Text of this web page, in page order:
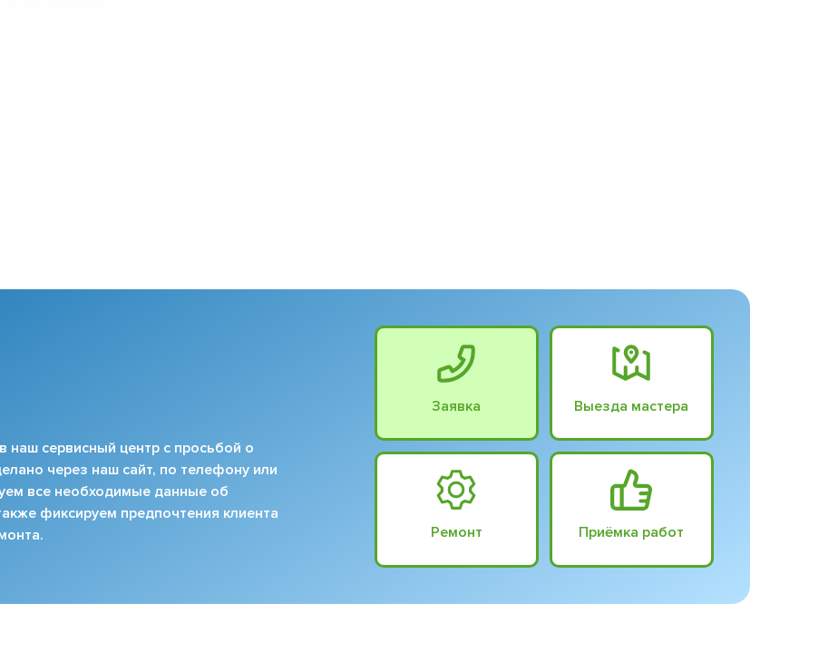
наш сервисный центр с просьбой о
через наш сайт, по телефону или
все необходимые данные об
фиксируем предпочтения клиента
Заявка Выезда мастера
Ремонт Приёмка работ